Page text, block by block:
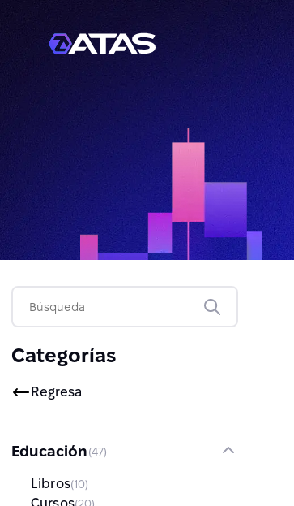
Categorías
Regresa
Educación(47)
Libros(10)
Cursos